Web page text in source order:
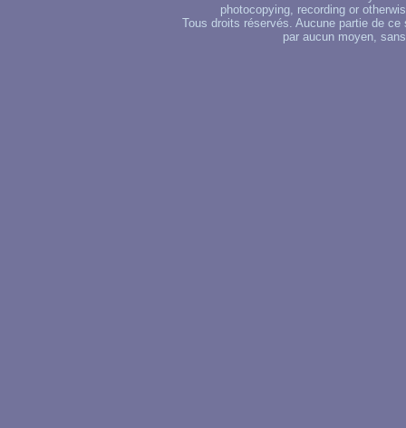
photocopying, recording or
Tous droits réservés. Aucune partie de
par aucun moyen,